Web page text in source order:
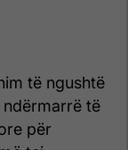
të ngushtë
ndërmarrë të
për